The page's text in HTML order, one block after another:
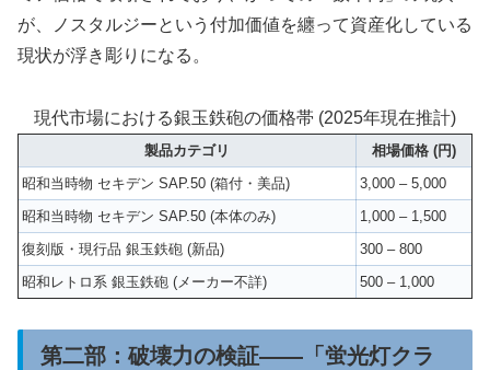
が、ノスタルジーという付加価値を纏って資産化している
現状が浮き彫りになる。
現代市場における銀玉鉄砲の価格帯 (2025年現在推計)
製品カテゴリ
相場価格 (円)
昭和当時物 セキデン SAP.50 (箱付・美品)
3,000 – 5,000
昭和当時物 セキデン SAP.50 (本体のみ)
1,000 – 1,500
復刻版・現行品 銀玉鉄砲 (新品)
300 – 800
昭和レトロ系 銀玉鉄砲 (メーカー不詳)
500 – 1,000
第二部：破壊力の検証――「蛍光灯クラ